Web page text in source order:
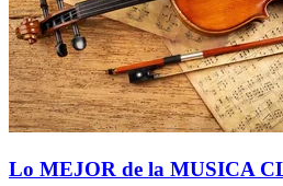
Lo MEJOR de la MUSICA